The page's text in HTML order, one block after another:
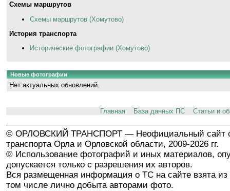
Схемы маршрутов
Схемы маршрутов (Хомутово)
История транспорта
Исторические фотографии (Хомутово)
Новые фотографии
Нет актуальных обновлений.
Главная База данных ПС Статьи и
© ОРЛОВСКИЙ ТРАНСПОРТ — Неофициальный сайт
транспорта Орла и Орловской области, 2009-2026 гг.
© Использование фотографий и иных материалов,
допускается только с разрешения их авторов.
Вся размещенная информация о ТС на сайте взята из
том числе лично добыта авторами фото.